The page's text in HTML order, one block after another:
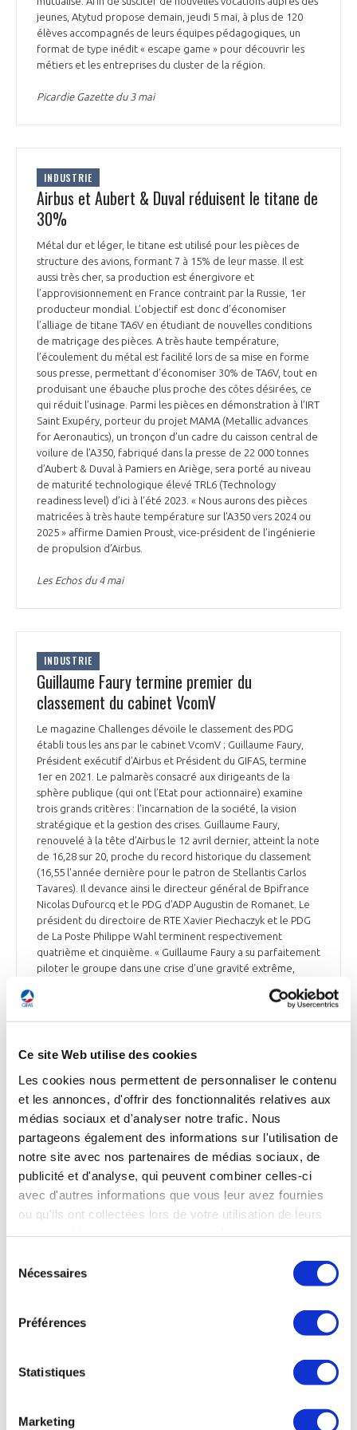
Ce site Web utilise des cookies
Les cookies nous permettent de personnaliser le contenu
et les annonces, d'offrir des fonctionnalités relatives aux
médias sociaux et d'analyser notre trafic. Nous
partageons également des informations sur l'utilisation de
notre site avec nos partenaires de médias sociaux, de
publicité et d'analyse, qui peuvent combiner celles-ci
avec d'autres informations que vous leur avez fournies
ou qu'ils ont collectées lors de votre utilisation de leurs
Nécessaires
Préférences
Statistiques
Marketing
jeunes, Atytud propose demain, jeudi 5 mai, à plus de 120
élèves accompagnés de leurs équipes pédagogiques, un
format de type inédit « escape game » pour découvrir les
métiers et les entreprises du cluster de la région.
Picardie Gazette du 3 mai
INDUSTRIE
Airbus et Aubert & Duval réduisent le titane de
30%
Métal dur et léger, le titane est utilisé pour les pièces de
structure des avions, formant 7 à 15% de leur masse. Il est
aussi très cher, sa production est énergivore et
l’approvisionnement en France contraint par la Russie, 1er
producteur mondial. L’objectif est donc d’économiser
l’alliage de titane TA6V en étudiant de nouvelles conditions
de matriçage des pièces. A très haute température,
l’écoulement du métal est facilité lors de sa mise en forme
sous presse, permettant d’économiser 30% de TA6V, tout en
produisant une ébauche plus proche des côtes désirées, ce
qui réduit l’usinage. Parmi les pièces en démonstration à l’IRT
Saint Exupéry, porteur du projet MAMA (Metallic advances
for Aeronautics), un tronçon d’un cadre du caisson central de
voilure de l’A350, fabriqué dans la presse de 22 000 tonnes
d’Aubert & Duval à Pamiers en Ariège, sera porté au niveau
de maturité technologique élevé TRL6 (Technology
readiness level) d’ici à l’été 2023. « Nous aurons des pièces
matricées à très haute température sur l’A350 vers 2024 ou
2025 » affirme Damien Proust, vice-président de l’ingénierie
de propulsion d’Airbus.
Les Echos du 4 mai
INDUSTRIE
Guillaume Faury termine premier du
classement du cabinet VcomV
Le magazine Challenges dévoile le classement des PDG
établi tous les ans par le cabinet VcomV ; Guillaume Faury,
Président exécutif d’Airbus et Président du GIFAS, termine
1er en 2021. Le palmarès consacré aux dirigeants de la
sphère publique (qui ont l’Etat pour actionnaire) examine
trois grands critères : l’incarnation de la société, la vision
stratégique et la gestion des crises. Guillaume Faury,
renouvelé à la tête d’Airbus le 12 avril dernier, atteint la note
de 16,28 sur 20, proche du record historique du classement
(16,55 l'année dernière pour le patron de Stellantis Carlos
Tavares). Il devance ainsi le directeur général de Bpifrance
Nicolas Dufourcq et le PDG d’ADP Augustin de Romanet. Le
président du directoire de RTE Xavier Piechaczyk et le PDG
de La Poste Philippe Wahl terminent respectivement
quatrième et cinquième. « Guillaume Faury a su parfaitement
piloter le groupe dans une crise d’une gravité extrême,
européenne et préparer l’avenir, avec le projet d’avion à
ESPACE
réutilisable avec un hélicoptère
nanosatellites, basée à Long Beach en Californie, a réussi,
dans la nuit de lundi à mardi, le lancement de 34 satellites,
étage de son lanceur Electron sur Terre. La grande première
de cette mission « There And Back Again » était de
d'altitude par le crochet d'un hélicoptère lors de sa chute,